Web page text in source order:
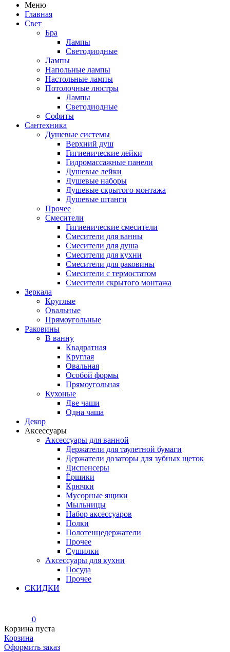
Меню
Главная
Свет
Бра
Лампы
Светодиодные
Лампы
Напольные лампы
Настольные лампы
Потолочные люстры
Лампы
Светодиодные
Софиты
Сантехника
Душевые системы
Верхний душ
Гигиенические лейки
Гидромассажные панели
Душевые лейки
Душевые наборы
Душевые скрытого монтажа
Душевые штанги
Прочее
Смесители
Гигиенические смесители
Смесители для ванны
Смесители для душа
Смесители для кухни
Смесители для раковины
Смесители с термостатом
Смесители скрытого монтажа
Зеркала
Круглые
Овальные
Прямоугольные
Раковины
В ванну
Квадратная
Круглая
Овальная
Особой формы
Прямоугольная
Кухоные
Две чаши
Одна чаша
Декор
Аксессуары
Аксессуары для ванной
Держатели для таулетной бумаги
Держатели дозаторы для зубных щеток
Диспенсеры
Ёршики
Крючки
Мусорные ящики
Мыльницы
Набор аксессуаров
Полки
Полотенцедержатели
Прочее
Сушилки
Аксессуары для кухни
Посуда
Прочее
СКИДКИ
0
Корзина пуста
Корзина
Оформить заказ